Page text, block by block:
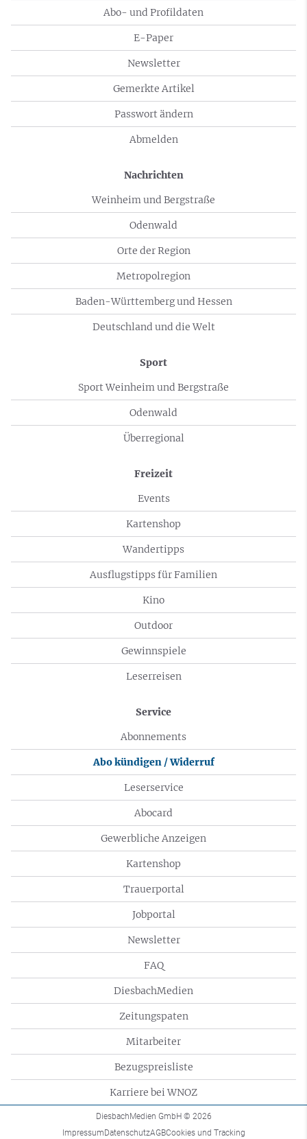
Abo- und Profildaten
E-Paper
Newsletter
Gemerkte Artikel
Passwort ändern
Abmelden
Nachrichten
Weinheim und Bergstraße
Odenwald
Orte der Region
Metropolregion
Baden-Württemberg und Hessen
Deutschland und die Welt
Sport
Sport Weinheim und Bergstraße
Odenwald
Überregional
Freizeit
Events
Kartenshop
Wandertipps
Ausflugstipps für Familien
Kino
Outdoor
Gewinnspiele
Leserreisen
Service
Abonnements
Abo kündigen / Widerruf
Leserservice
Abocard
Gewerbliche Anzeigen
Kartenshop
Trauerportal
Jobportal
Newsletter
FAQ
DiesbachMedien
Zeitungspaten
Mitarbeiter
Bezugspreisliste
Karriere bei WNOZ
DiesbachMedien GmbH © 2026
ImpressumDatenschutzAGBCookies und Tracking